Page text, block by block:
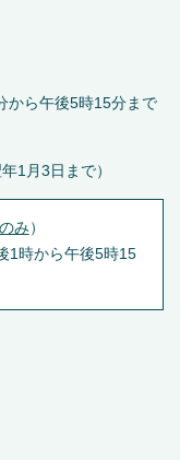
から午後5時15分まで
1月3日まで）
み ）
1時から午後5時15